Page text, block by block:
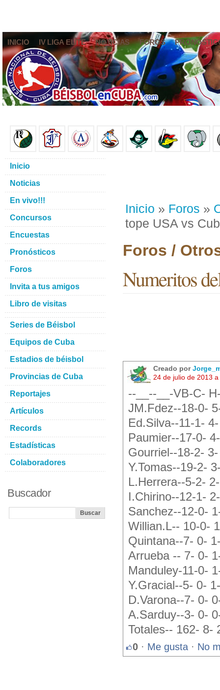
INICIO IV LIGA ELITE NOTICIAS FOROS
Inicio » Foros »
tope USA vs
Foros /
Numeritos
Creado por
24 de julio de 2013
--__--__-VB-C-
JM.Fdez--18-0-
Ed.Silva--11-1-
Paumier--17-0-
Gourriel--18-2-
Y.Tomas--19-2-
L.Herrera--5-2-
I.Chirino--12-1-
Sanchez--12-0-
Willian.L-- 10-0-
Quintana--7- 0-
Arrueba -- 7- 0-
Manduley-11-0-
Y.Gracial--5- 0-
D.Varona--7- 0-
A.Sarduy--3- 0-
Totales-- 162- 8-
0 · Me gusta · No
Inicio
Noticias
En vivo!!!
Concursos
Encuestas
Pronósticos
Foros
Invita a tus amigos
Libro de visitas
Series de Béisbol
Equipos de Cuba
Estadios de béisbol
Provincias de Cuba
Reportajes
Artículos
Records
Estadísticas
Colaboradores
Buscador